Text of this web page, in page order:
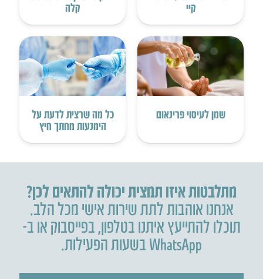
קיי
קלה
שמן לעיסוי פרינאום
כל מה שרצית לדעת על
הימנעות מחתך חיץ
מתלבטות איזו תמצית יכולה להתאים לכן?
אנחנו אוהבות לתת שירות אישי מכל הלב.
תוכלו להתייעץ איתנו בטלפון,בפייסבוק או ב-
WhatsApp בשעות הפעילות.